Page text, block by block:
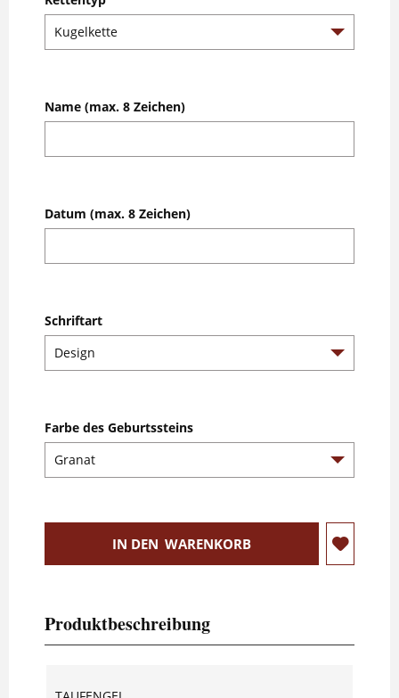
Name (max. 8 Zeichen)
Datum (max. 8 Zeichen)
Schriftart
Farbe des Geburtssteins
IN DEN WARENKORB
Produktbeschreibung